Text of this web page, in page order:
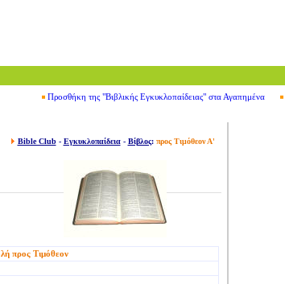
Προσθήκη της "Βιβλικής Εγκυκλοπαίδειας" στα Αγαπημένα
Bible Club- Εγκυκλοπαίδεια- Βίβλος: προς Τιμόθεον Α'
προς Τιμόθεον